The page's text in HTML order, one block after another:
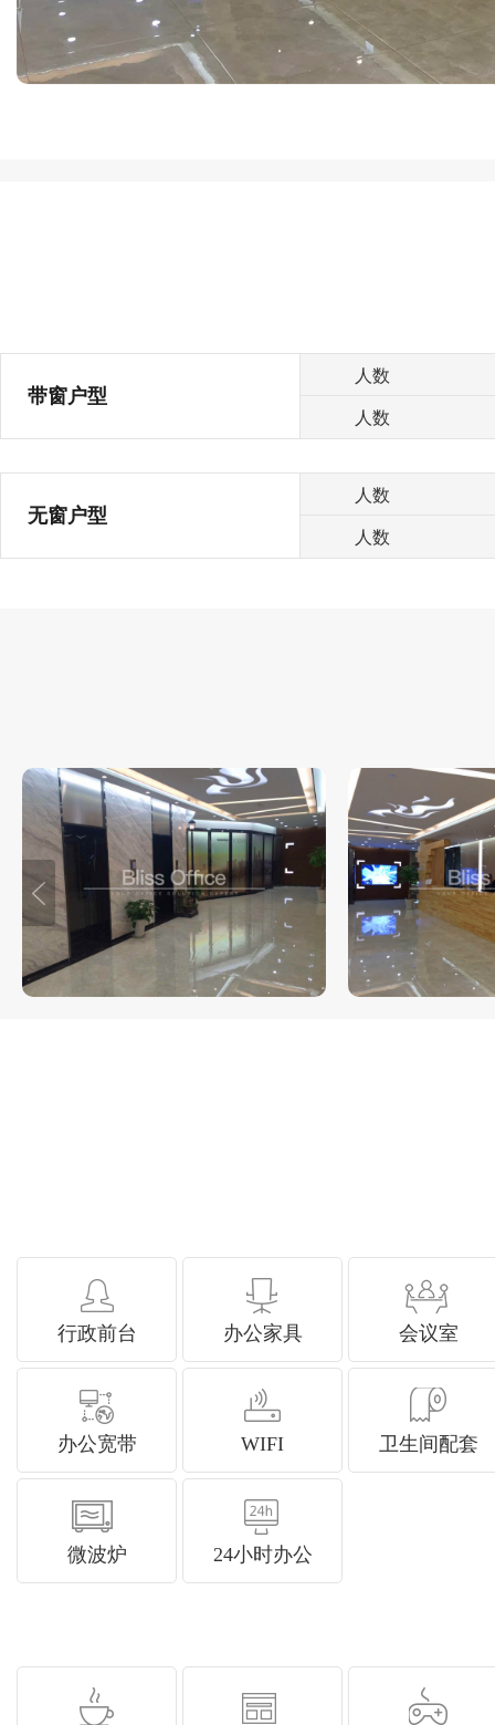
带窗户型
人数
人数
无窗户型
人数
人数
行政前台 办公家具 会议室
办公宽带 WIFI 卫生间配套
微波炉 24小时办公